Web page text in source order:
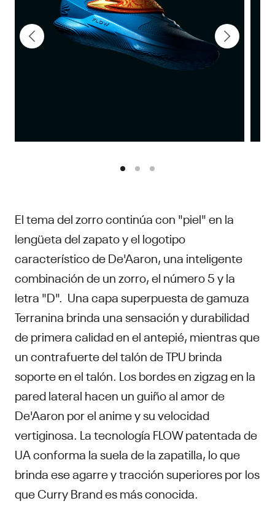
El tema del zorro continúa con "piel" en la
lengüeta del zapato y el logotipo
característico de De'Aaron, una inteligente
combinación de un zorro, el número 5 y la
letra "D". Una capa superpuesta de gamuza
Terranina brinda una sensación y durabilidad
de primera calidad en el antepié, mientras que
un contrafuerte del talón de TPU brinda
soporte en el talón. Los bordes en zigzag en la
pared lateral hacen un guiño al amor de
De'Aaron por el anime y su velocidad
vertiginosa. La tecnología FLOW patentada de
UA conforma la suela de la zapatilla, lo que
brinda ese agarre y tracción superiores por los
que Curry Brand es más conocida.